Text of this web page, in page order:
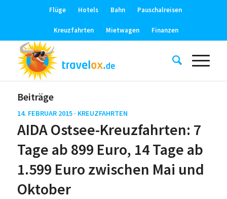
Flüge Hotels Bahn Pauschalreisen
Kreuzfahrten Mietwagen Finanzen
Beiträge
14. FEBRUAR 2015 · KREUZFAHRTEN
AIDA Ostsee-Kreuzfahrten: 7
Tage ab 899 Euro, 14 Tage ab
1.599 Euro zwischen Mai und
Oktober